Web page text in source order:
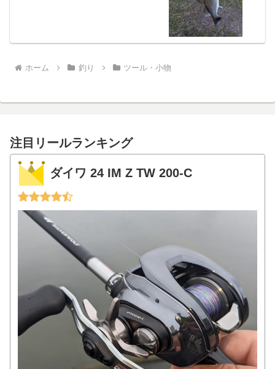
ホーム 釣り ツール・小物
注目リールランキング
ダイワ 24 IM Z TW 200-C